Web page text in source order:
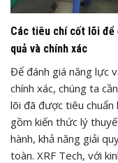
Các tiêu chí cốt lõi để
quả và chính xác
Để đánh giá năng lực
chính xác, chúng ta
lõi đã được tiêu chuẩn
gồm kiến thức lý
hành, khả năng giải
toàn. XRF Tech, với